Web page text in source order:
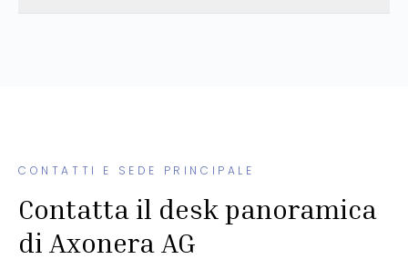
CONTATTI E SEDE PRINCIPALE
Contatta il desk panoramica
di Axonera AG